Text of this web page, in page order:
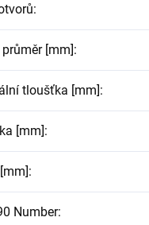
:
[mm]:
tloušťka [mm]:
[mm]:
:
Number: